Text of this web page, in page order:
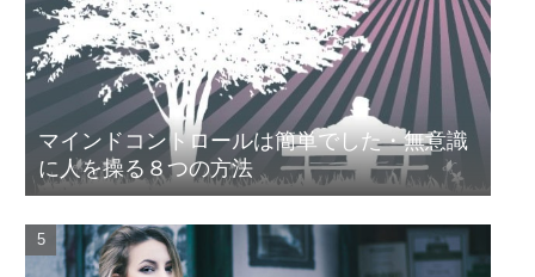
マインドコントロールは簡単でした・無意識
に人を操る８つの方法